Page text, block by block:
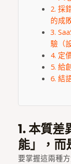
2. 採
的成
3.
驗（
4. 定
5. 給
6. 結
1. 本質差
能」，而
要掌握這兩種